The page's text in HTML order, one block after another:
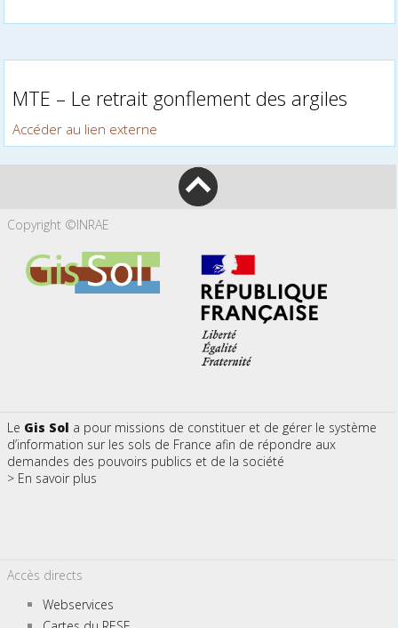
MTE – Le retrait gonflement des argiles
Accéder au lien externe
Copyright ©INRAE
Le Gis Sol a pour missions de constituer et de gérer le système
d’information sur les sols de France afin de répondre aux
demandes des pouvoirs publics et de la société
> En savoir plus
Accès directs
Webservices